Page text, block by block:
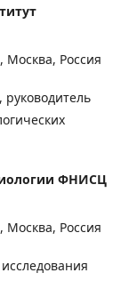
Россия
руководитель
ФНИСЦ
Россия